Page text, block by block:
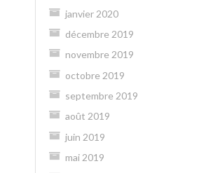
janvier 2020
décembre 2019
novembre 2019
octobre 2019
septembre 2019
août 2019
juin 2019
mai 2019